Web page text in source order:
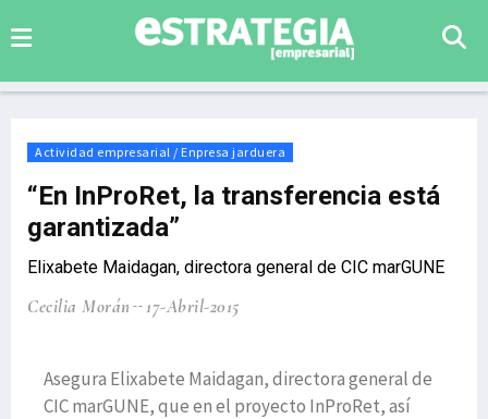
Actividad empresarial / Enpresa jarduera
“En InProRet, la transferencia está
garantizada”
Elixabete Maidagan, directora general de CIC marGUNE
Cecilia Morán 17-Abril-2015
Asegura Elixabete Maidagan, directora general de
CIC marGUNE, que en el proyecto InProRet, así